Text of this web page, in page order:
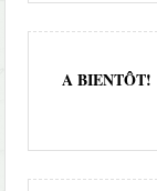
A BIENTÔT!